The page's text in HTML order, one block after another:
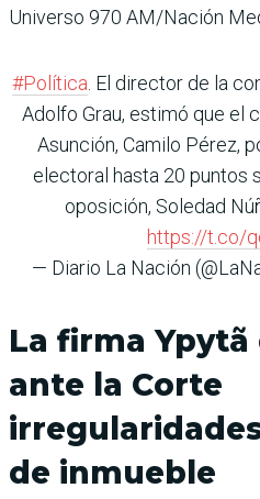
Universo 970 AM/Nación
#Política. El director de la
Adolfo Grau, estimó que el
Asunción, Camilo Pérez,
electoral hasta 20 puntos
oposición, Soledad
https://t.co/
— Diario La Nación
La firma
ante la Corte
de inmueble